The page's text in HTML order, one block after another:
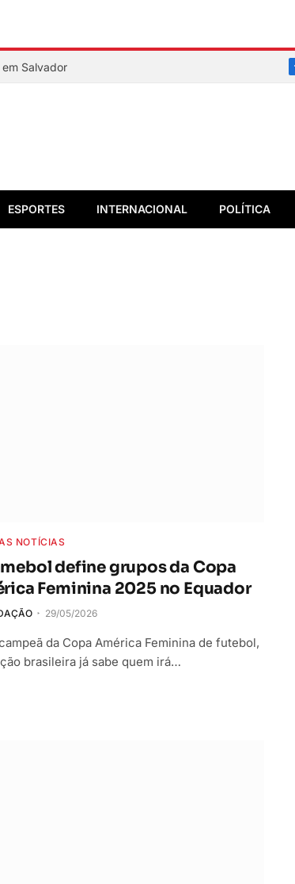
Salvador
ESPORTES INTERNACIONAL POLÍTICA
NOTÍCIAS
define grupos da Copa
Feminina 2025 no Equador
29/05/2026
da Copa América Feminina de futebol,
brasileira já sabe quem irá…